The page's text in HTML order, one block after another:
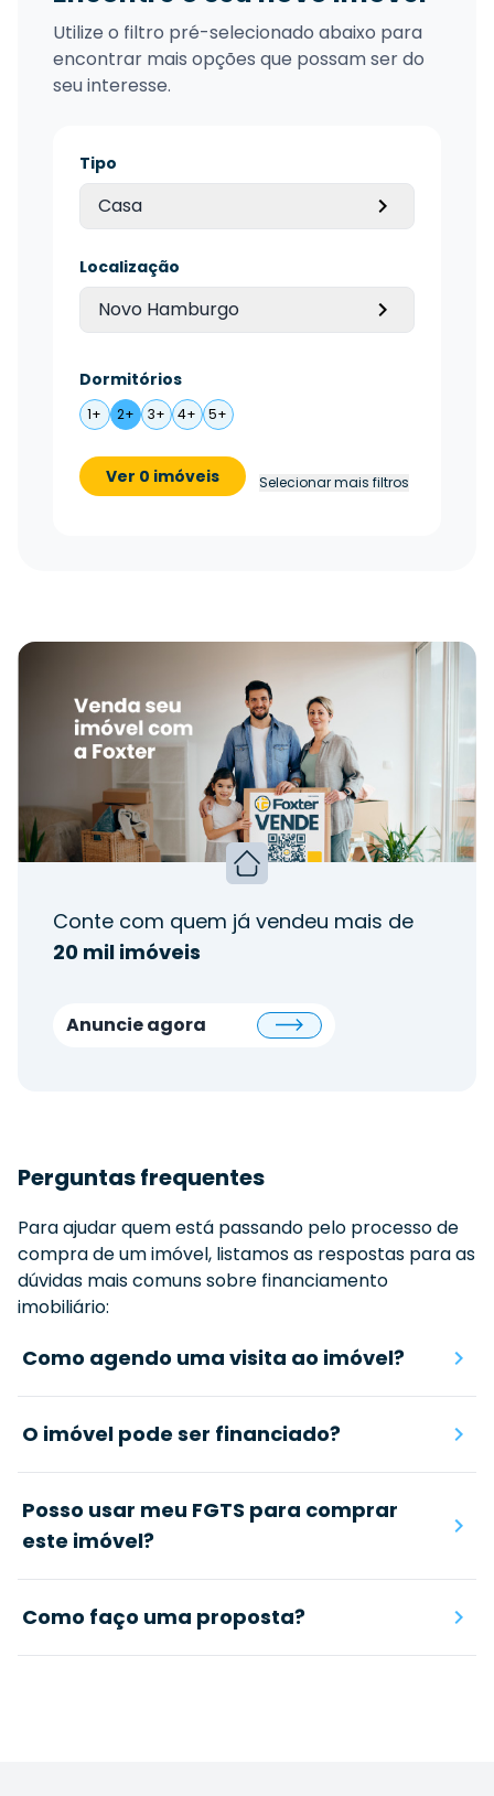
Utilize o filtro pré-selecionado abaixo para
encontrar mais opções que possam ser do
seu interesse.
Tipo
Casa
Localização
Novo Hamburgo
Dormitórios
1+ 2+ 3+ 4+ 5+
Ver 0 imóveis Selecionar mais filtros
Conte com quem já vendeu mais de
20 mil imóveis
Anuncie agora
Perguntas frequentes
Para ajudar quem está passando pelo processo de
compra de um imóvel, listamos as respostas para as
dúvidas mais comuns sobre financiamento
imobiliário:
Como agendo uma visita ao imóvel?
O imóvel pode ser financiado?
Posso usar meu FGTS para comprar
este imóvel?
Como faço uma proposta?